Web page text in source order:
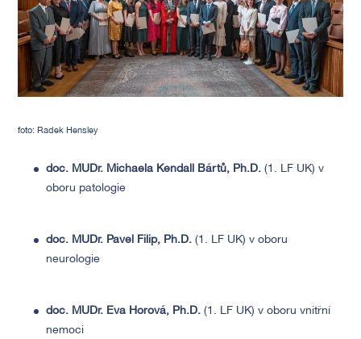
foto: Radek Hensley
doc. MUDr. Michaela Kendall Bártů, Ph.D. (1. LF UK) v
oboru patologie
doc. MUDr. Pavel Filip, Ph.D. (1. LF UK) v oboru
neurologie
doc. MUDr. Eva Horová, Ph.D.(1. LF UK) v oboru vnitřní
nemoci